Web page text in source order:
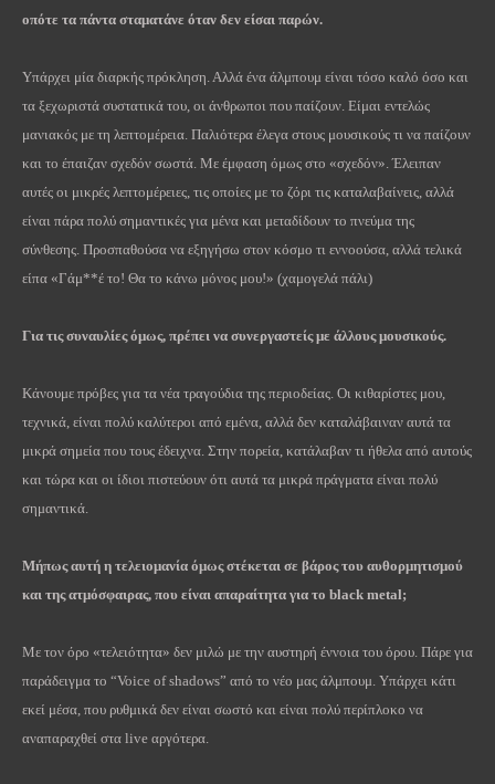
οπότε τα πάντα σταματάνε όταν δεν είσαι παρών.
Υπάρχει μία διαρκής πρόκληση. Αλλά ένα άλμπουμ είναι τόσο καλό όσο και
τα ξεχωριστά συστατικά του, οι άνθρωποι που παίζουν. Είμαι εντελώς
μανιακός με τη λεπτομέρεια. Παλιότερα έλεγα στους μουσικούς τι να παίζουν
και το έπαιζαν σχεδόν σωστά. Με έμφαση όμως στο «σχεδόν». Έλειπαν
αυτές οι μικρές λεπτομέρειες, τις οποίες με το ζόρι τις καταλαβαίνεις, αλλά
είναι πάρα πολύ σημαντικές για μένα και μεταδίδουν το πνεύμα της
σύνθεσης. Προσπαθούσα να εξηγήσω στον κόσμο τι εννοούσα, αλλά τελικά
είπα «Γάμ**έ το! Θα το κάνω μόνος μου!» (χαμογελά πάλι)
Για τις συναυλίες όμως, πρέπει να συνεργαστείς με άλλους μουσικούς.
Κάνουμε πρόβες για τα νέα τραγούδια της περιοδείας. Οι κιθαρίστες μου,
τεχνικά, είναι πολύ καλύτεροι από εμένα, αλλά δεν καταλάβαιναν αυτά τα
μικρά σημεία που τους έδειχνα. Στην πορεία, κατάλαβαν τι ήθελα από αυτούς
και τώρα και οι ίδιοι πιστεύουν ότι αυτά τα μικρά πράγματα είναι πολύ
σημαντικά.
Μήπως αυτή η τελειομανία όμως στέκεται σε βάρος του αυθορμητισμού
και της ατμόσφαιρας, που είναι απαραίτητα για το black metal;
Με τον όρο «τελειότητα» δεν μιλώ με την αυστηρή έννοια του όρου. Πάρε για
παράδειγμα το “Voice of shadows” από το νέο μας άλμπουμ. Υπάρχει κάτι
εκεί μέσα, που ρυθμικά δεν είναι σωστό και είναι πολύ περίπλοκο να
αναπαραχθεί στα live αργότερα.